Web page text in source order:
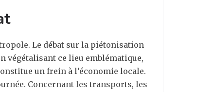
Le débat sur la piétonisation
végétalisant ce lieu emblématique,
un frein à l’économie locale.
Concernant les transports, les